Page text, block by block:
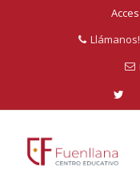
Llámanos!